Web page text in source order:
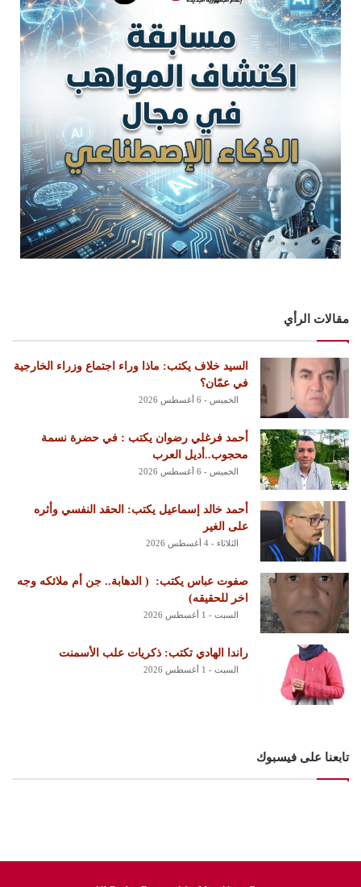
مقالات الرأي
السيد خلاف يكتب: ماذا وراء اجتماع وزراء الخارجية
في عمّان؟
الخميس - 6 أغسطس 2026
أحمد فرغلي رضوان يكتب : في حضرة نسمة
محجوب..أديل العرب
الخميس - 6 أغسطس 2026
أحمد خالد إسماعيل يكتب: الحقد النفسي وأثره
على الغير
الثلاثاء - 4 أغسطس 2026
‏صفوت عباس يكتب: ‏ ‏( الدهابة.. جن أم ملائكه وجه
اخر للحقيقه)
السبت - 1 أغسطس 2026
راندا الهادي تكتب: ذكريات علب الأسمنت
السبت - 1 أغسطس 2026
تابعنا على فيسبوك